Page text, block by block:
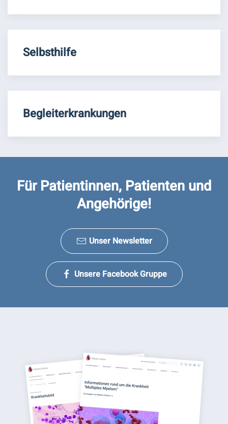
Selbsthilfe
Begleiterkrankungen
Für Patientinnen, Patienten und
Angehörige!
Unser Newsletter
Unsere Facebook Gruppe